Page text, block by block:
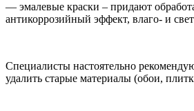
— эмалевые краски – придают
антикоррозийный эффект, влаго- и
Специалисты настоятельно
удалить старые материалы (обои,